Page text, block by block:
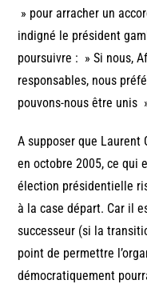
» pour arracher un
indigné le président
poursuivre : » Si nous,
responsables, nous
pouvons-nous être unis
A supposer que Laurent
en octobre 2005, ce qui
élection présidentielle
à la case départ. Car il
successeur (si la
point de permettre
démocratiquement